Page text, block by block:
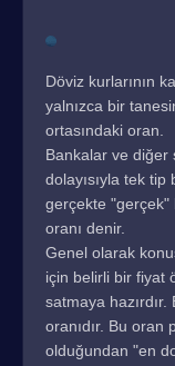
Döviz kurlarının
yalnızca bir
ortasındaki oran.
Bankalar ve diğer
dolayısıyla tek
gerçekte "gerçek"
oranı denir.
Genel olarak
için belirli bir fiyat
satmaya hazırdır.
oranıdır. Bu oran
olduğundan "en